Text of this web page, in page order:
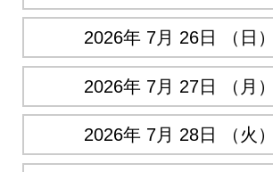
2026年 7月 26日 （日
2026年 7月 27日 （月
2026年 7月 28日 （火